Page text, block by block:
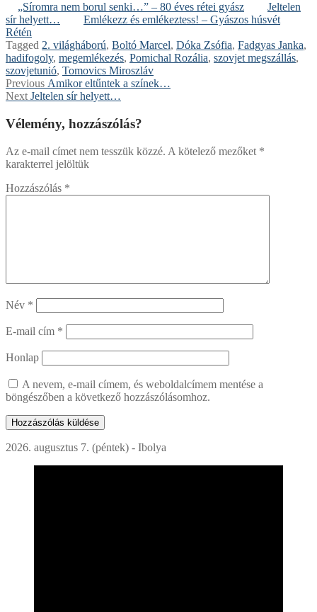
„Síromra nem borul senki…” – 80 éves rétei gyász
Jeltelen
sír helyett…
Emlékezz és emlékeztess! – Gyászos húsvét
Rétén
Tagged 2. világháború, Boltó Marcel, Dóka Zsófia, Fadgyas Janka,
hadifogoly, megemlékezés, Pomichal Rozália, szovjet megszállás,
szovjetunió, Tomovics Miroszláv
Bejegyzés
navigáció
Previous Previous
post:
Amikor eltűntek a színek…
Next Next
Jeltelen sír helyett…
Vélemény, hozzászólás?
Az e-mail címet nem tesszük közzé. A kötelező mezőket *
karakterrel jelöltük
Hozzászólás *
Név *
E-mail cím *
Honlap
A nevem, e-mail címem, és weboldalcímem mentése a
böngészőben a következő hozzászólásomhoz.
2026. augusztus 7. (péntek) - Ibolya